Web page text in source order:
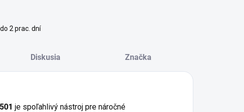
2 prac. dní
Diskusia Značka
je spoľahlivý nástroj pre náročné